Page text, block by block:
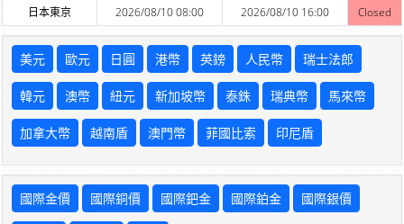
日本東京
2026/08/10 08:00 2026/08/10 16:00 Closed
美元 歐元 日圓 港幣 英鎊 人民幣 瑞士法郎
韓元 澳幣 紐元 新加坡幣 泰銖 瑞典幣 馬來幣
加拿大幣 越南盾 澳門幣 菲國比索 印尼盾
國際金價 國際銅價 國際鈀金 國際鉑金 國際銀價